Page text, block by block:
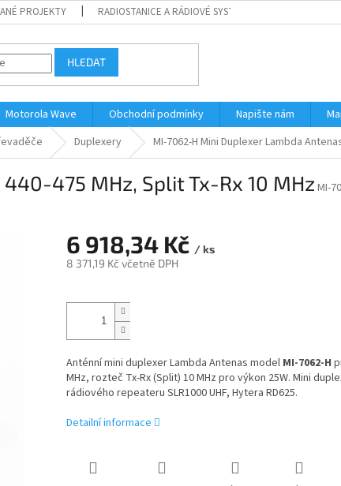
PROJEKTY RADIOSTANICE A RÁDIOVÉ SYSTÉMY
HLEDAT
Motorola Wave Obchodní podmínky Napište nám
Duplexery MI-7062-H Mini Duplexer Lambda
475 MHz, Split Tx-Rx 10 MHz MI-
6 918,34 Kč / ks
8 371,19 Kč včetně DPH
cena:
Anténní mini duplexer Lambda Antenas model MI-7062-H
MHz, rozteč Tx-Rx (Split) 10 MHz pro výkon 25W. Mini
rádiového repeateru SLR1000 UHF, Hytera RD625.
Detailní informace